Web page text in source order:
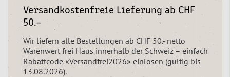
Versandkostenfreie Lieferung ab CHF
50.–
Wir liefern alle Bestellungen ab CHF 50.- netto
Warenwert frei Haus innerhalb der Schweiz – einfach
Rabattcode «Versandfrei2026» einlösen (gültig bis
13.08.2026).